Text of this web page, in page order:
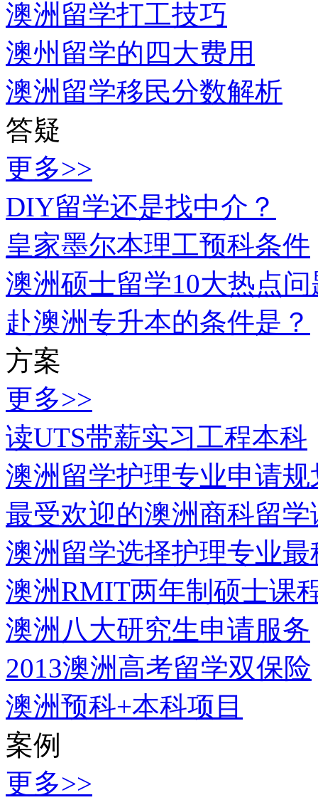
澳洲留学打工技巧
澳州留学的四大费用
澳洲留学移民分数解析
答疑
更多>>
DIY留学还是找中介？
皇家墨尔本理工预科条件
澳洲硕士留学10大热点问
赴澳洲专升本的条件是？
方案
更多>>
读UTS带薪实习工程本科
澳洲留学护理专业申请规
最受欢迎的澳洲商科留学
澳洲留学选择护理专业最
澳洲RMIT两年制硕士课
澳洲八大研究生申请服务
2013澳洲高考留学双保险
澳洲预科+本科项目
案例
更多>>